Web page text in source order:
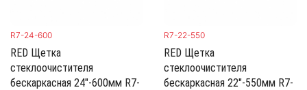
R7-24-600
RED Щетка
стеклоочистителя
бескаркасная 24"-600мм R7-
R7-22-550
RED Щетка
стеклоочистителя
бескаркасная 22"-550мм R7-